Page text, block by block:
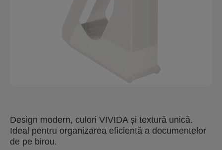
Design modern, culori VIVIDA și textură unică.
Ideal pentru organizarea eficientă a documentelor
de pe birou.